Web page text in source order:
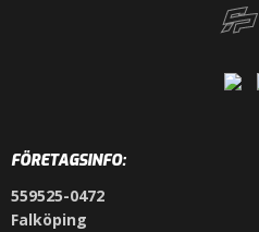
FÖRETAGSINFO:
559525-0472
Falköping